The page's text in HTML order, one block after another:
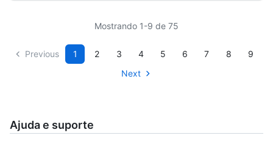
Mostrando 1-9 de 75
Previous 1 2 3 4 5 6 7 8
9
Next
Ajuda e suporte